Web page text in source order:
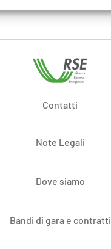
Contatti
Note Legali
Dove siamo
Bandi di gara e contratti